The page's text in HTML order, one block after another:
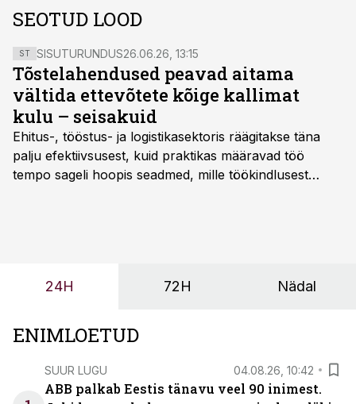
SEOTUD LOOD
ST SISUTURUNDUS26.06.26, 13:15
Tõstelahendused peavad aitama
vältida ettevõtete kõige kallimat
kulu – seisakuid
Ehitus-, tööstus- ja logistikasektoris räägitakse täna
palju efektiivsusest, kuid praktikas määravad töö
tempo sageli hoopis seadmed, mille töökindlusest
24H 72H Nädal
ENIMLOETUD
SUUR LUGU 04.08.26, 10:42
ABB palkab Eestis tänavu veel 90 inimest.